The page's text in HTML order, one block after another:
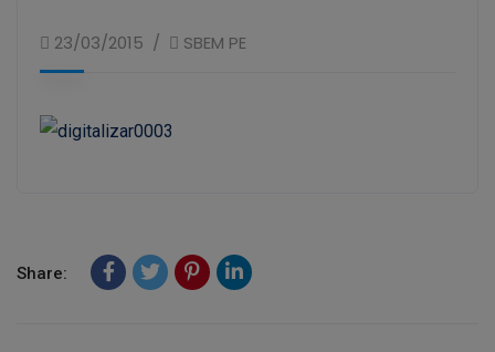
23/03/2015 SBEM PE
Share: